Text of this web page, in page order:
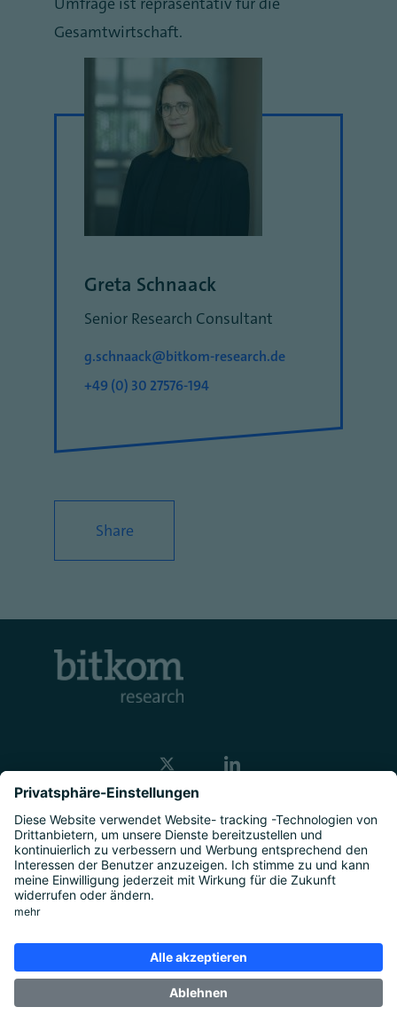
Gesamtwirtschaft.
Greta Schnaack
Senior Research Consultant
g.schnaack@bitkom-research.de
+49 (0) 30 27576-194
Share
Kontakt
Unternehmen
Datenschutz|Cookie-